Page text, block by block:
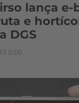
lança e-
e
DGS
0:00